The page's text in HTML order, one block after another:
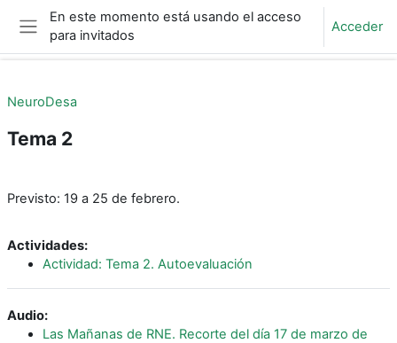
Salta al contenido principal
Panel lateral
En este momento está usando el acceso
para invitados
Acceder
NeuroDesa
Tema 2
Previsto: 19 a 25 de febrero.
Actividades:
Actividad: Tema 2. Autoevaluación
Audio:
Las Mañanas de RNE. Recorte del día 17 de marzo de